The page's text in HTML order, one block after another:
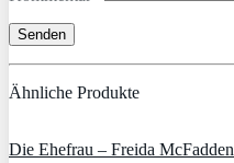
Ähnliche Produkte
Die Ehefrau – Freida McFadden